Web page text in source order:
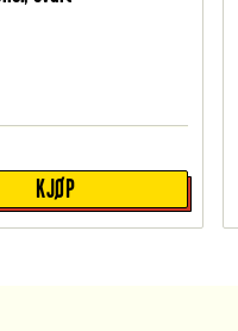
KJØP